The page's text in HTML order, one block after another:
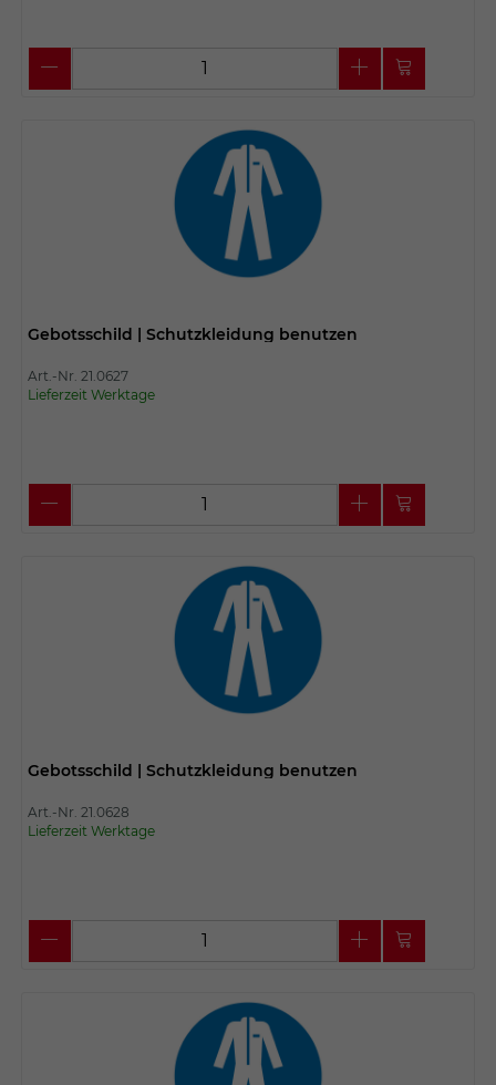
Gebotsschild | Schutzkleidung benutzen
Art.-Nr. 21.0627
Lieferzeit Werktage
Gebotsschild | Schutzkleidung benutzen
Art.-Nr. 21.0628
Lieferzeit Werktage